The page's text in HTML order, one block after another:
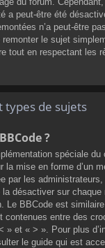
a peut-être été
n’a peut-être
le sujet
tout en respectant les
types de sujets
?
spéciale
la mise en forme d’un
par les
désactiver sur
Le BBCode est
contenues entre des
» et « > ». Pour plus
le guide qui est